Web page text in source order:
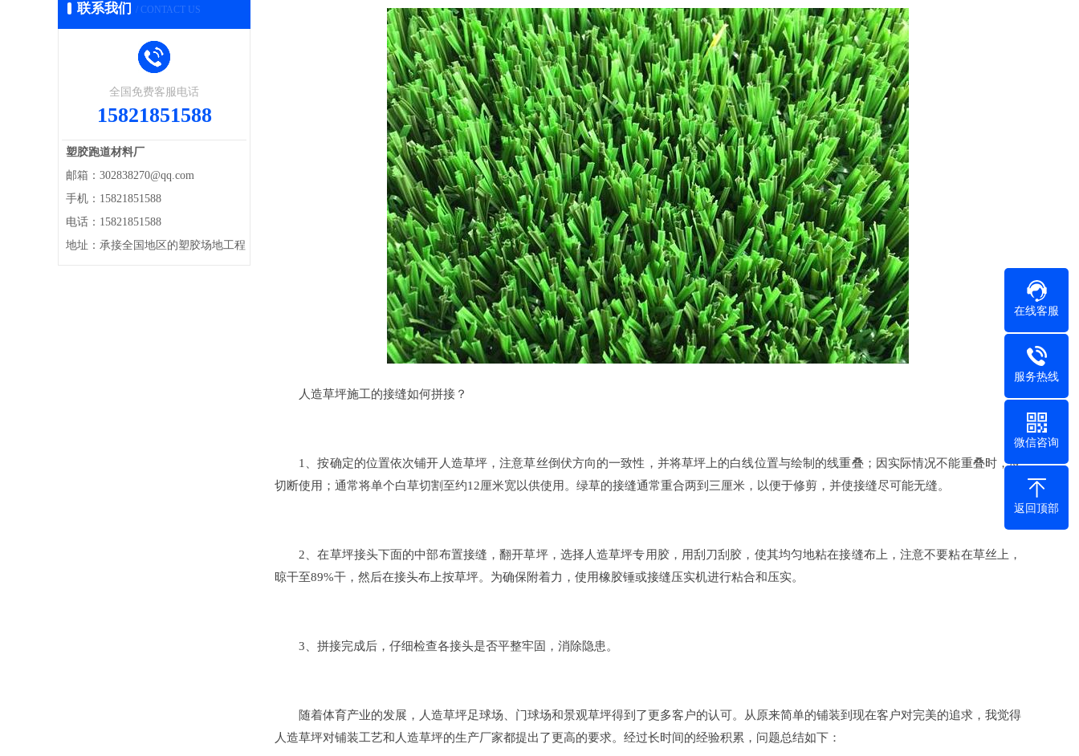
联系我们 / CONTACT US
全国免费客服电话
15821851588
塑胶跑道材料厂
邮箱：302838270@qq.com
手机：15821851588
电话：15821851588
地址：承接全国地区的塑胶场地工程
人造草坪施工的接缝如何拼接？
1、按确定的位置依次铺开人造草坪，注意草丝倒伏方向的一致性，并将草坪上的白线位置与绘制的线重叠；因实际情况不能重叠时，应
切断使用；通常将单个白草切割至约12厘米宽以供使用。绿草的接缝通常重合两到三厘米，以便于修剪，并使接缝尽可能无缝。
2、在草坪接头下面的中部布置接缝，翻开草坪，选择人造草坪专用胶，用刮刀刮胶，使其均匀地粘在接缝布上，注意不要粘在草丝上，
晾干至89%干，然后在接头布上按草坪。为确保附着力，使用橡胶锤或接缝压实机进行粘合和压实。
3、拼接完成后，仔细检查各接头是否平整牢固，消除隐患。
随着体育产业的发展，人造草坪足球场、门球场和景观草坪得到了更多客户的认可。从原来简单的铺装到现在客户对完美的追求，我觉得
人造草坪对铺装工艺和人造草坪的生产厂家都提出了更高的要求。经过长时间的经验积累，问题总结如下：
在线客服
服务热线
微信咨询
返回顶部